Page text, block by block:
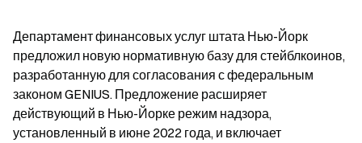
Департамент финансовых услуг штата Нью-Йорк
предложил новую нормативную базу для стейблкоинов,
разработанную для согласования с федеральным
законом GENIUS. Предложение расширяет
действующий в Нью-Йорке режим надзора,
установленный в июне 2022 года, и включает